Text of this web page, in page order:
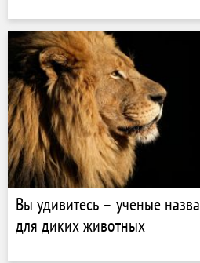
Вы удивитесь – ученые
для диких животных